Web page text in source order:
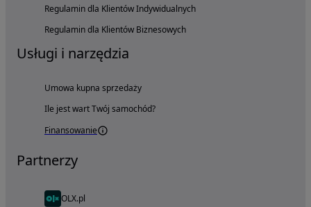
Regulamin dla Klientów Indywidualnych
Regulamin dla Klientów Biznesowych
Usługi i narzędzia
Umowa kupna sprzedaży
Ile jest wart Twój samochód?
Finansowanie
Partnerzy
OLX.pl